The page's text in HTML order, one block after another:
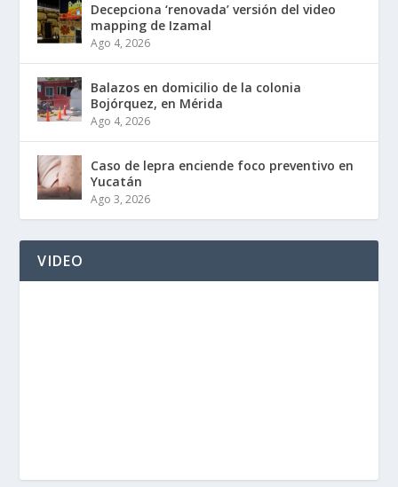
Decepciona ‘renovada’ versión del video
mapping de Izamal
Ago 4, 2026
Balazos en domicilio de la colonia
Bojórquez, en Mérida
Ago 4, 2026
Caso de lepra enciende foco preventivo en
Yucatán
Ago 3, 2026
VIDEO